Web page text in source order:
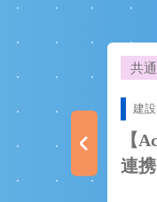
共
建
【
連